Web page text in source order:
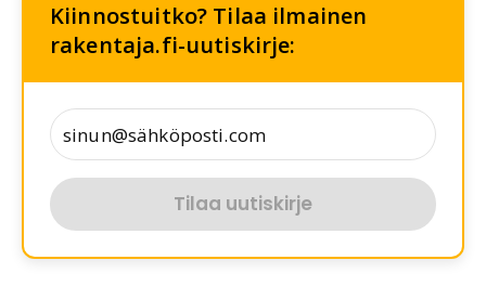
Kiinnostuitko? Tilaa ilmainen
rakentaja.fi-uutiskirje:
Tilaa uutiskirje